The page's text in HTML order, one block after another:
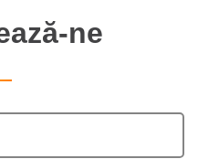
ne